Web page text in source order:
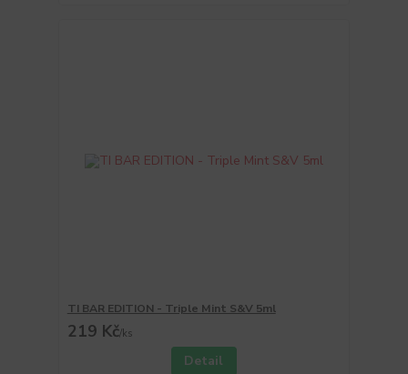
TI BAR EDITION - Triple Mint S&V 5ml
219 Kč/ks
Detail